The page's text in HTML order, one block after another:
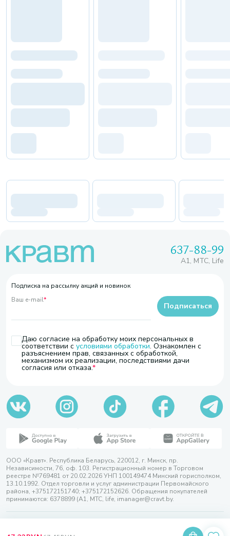
637-88-99
A1, МТС, Life
Подписка на рассылку акций и новинок
Ваш e-mail*
Даю согласие на обработку моих персональных в
соответствии с условиями обработки. Ознакомлен с
разъяснением прав, связанных с обработкой,
механизмом их реализации, последствиями дачи
согласия или отказа.
Подписаться
ООО «Кравт». Республика Беларусь, 220012, г. Минск, пр.
Независимости, 76, оф. 103. Регистрационный номер в Торговом
реестре №769481 от 20.02.2026 УНП 100149474 Минский горисполком,
13.10.1992. Отдел торговли и услуг администрации Первомайского
района, +375172151740; +375172152626. Обращения покупателей
принимаются: 6378899 (А1, МТС, life, imanager@cravt.by.
Разработка сайта — SLAM